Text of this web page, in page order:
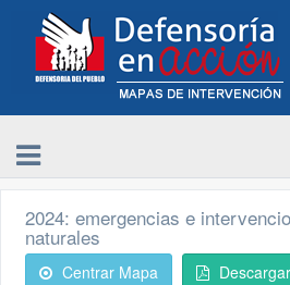
2024: emergencias e
naturales
Centrar Mapa